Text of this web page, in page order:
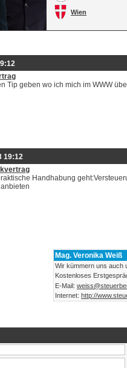
Wien
Tip geben wo ich mich im WWW
19:12
Handhabung
Mag. Veronika Weiß
Wir kümmern uns auch
Kostenloses
E-Mail:
Internet: http://